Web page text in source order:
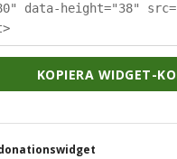
data-height="38"
KOPIERA WIDGET-